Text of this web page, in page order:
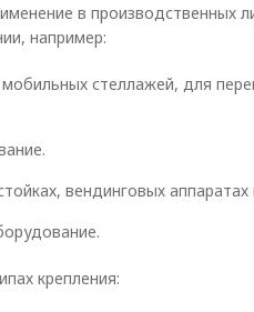
в производственных
например:
стеллажей, для
вендинговых аппаратах
крепления: